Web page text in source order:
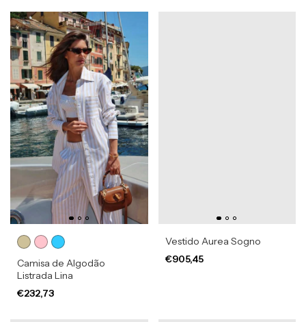
Camisa de Algodão
Listrada Lina
€232,73
Vestido Aurea Sogno
€905,45